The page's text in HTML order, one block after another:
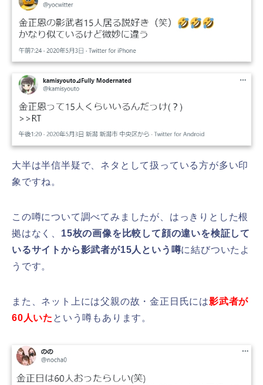
大半は半信半疑で、ネタとして扱っている方が多い印
象ですね。
この噂について調べてみましたが、はっきりとした根
拠はなく、 15枚の画像を比較して顔の違いを検証して
いるサイトから影武者が15人という噂に結びついたよ
うです。
また、ネット上には父親の故・金正日氏には影武者が
60人いた という噂もあります。